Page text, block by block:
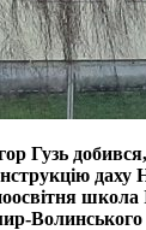
Гузь
даху
школа
Волинського